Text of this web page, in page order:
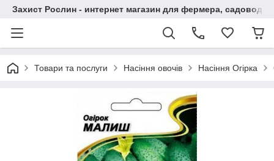
Захист Рослин - интернет магазин для фермера,
Товари та послуги Насіння овочів Насіння Огірка